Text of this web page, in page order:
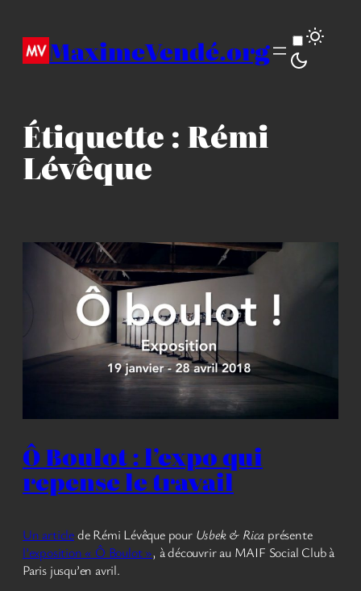
contenuMaximeVendé.org
Étiquette : Rémi
Lévêque
Ô Boulot : l’expo qui
repense le travail
Un articlede Rémi Lévêque pour Usbek & Rica présente
l’exposition « Ô Boulot », à découvrir au MAIF Social Club à
Paris jusqu’en avril.